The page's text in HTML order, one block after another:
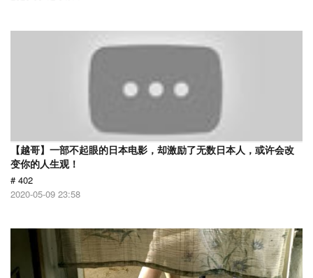
【越哥】一部不起眼的日本电影，却激励了无数日本人，或许会改
变你的人生观！
# 402
2020-05-09 23:58